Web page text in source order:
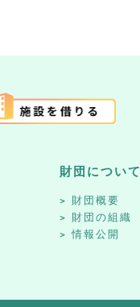
財団について
財団概要
財団の組織
情報公開